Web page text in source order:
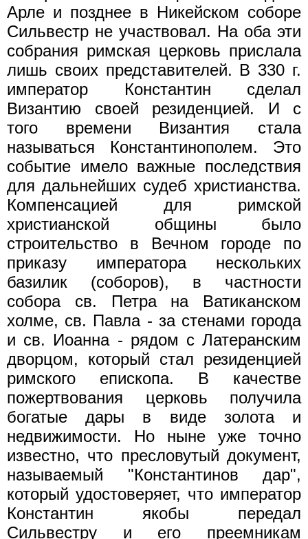
Арле и позднее в Никейском соборе
Сильвестр не участвовал. На оба эти
собрания римская церковь прислала
лишь своих представителей. В 330 г.
император Константин сделал
Византию своей резиденцией. И с
того времени Византия стала
называться Константинополем. Это
событие имело важные последствия
для дальнейших судеб христианства.
Компенсацией для римской
христианской общины было
строительство в Вечном городе по
приказу императора нескольких
базилик (соборов), в частности
собора св. Петра на Ватиканском
холме, св. Павла - за стенами города
и св. Иоанна - рядом с Латеранским
дворцом, который стал резиденцией
римского епископа. В качестве
пожертвования церковь получила
богатые дары в виде золота и
недвижимости. Но ныне уже точно
известно, что пресловутый документ,
называемый "Константинов дар",
который удостоверяет, что император
Константин якобы передал
Сильвестру и его преемникам